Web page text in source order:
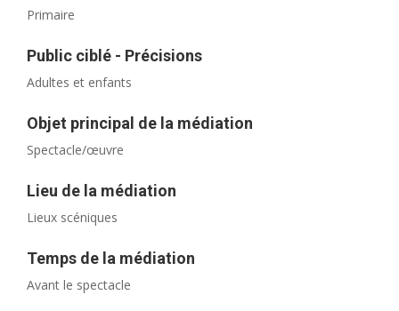
Primaire
Public ciblé - Précisions
Adultes et enfants
Objet principal de la médiation
Spectacle/œuvre
Lieu de la médiation
Lieux scéniques
Temps de la médiation
Avant le spectacle